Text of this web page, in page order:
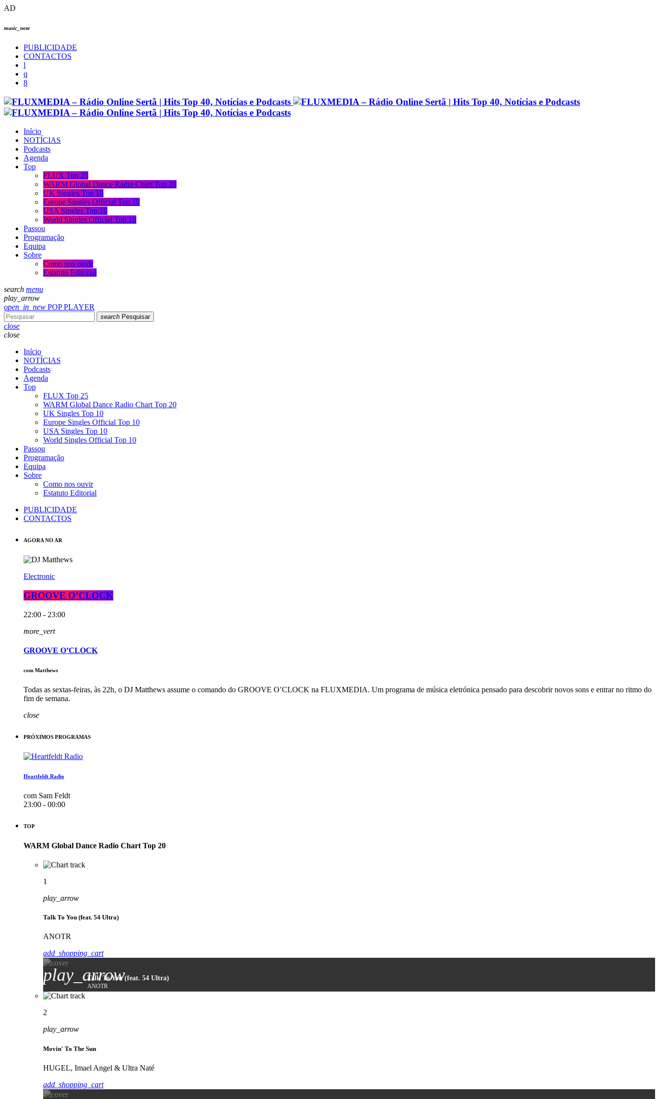
AD
music_note
PUBLICIDADE
CONTACTOS
Início
NOTÍCIAS
Podcasts
Agenda
Top
FLUX Top 25
WARM Global Dance Radio Chart Top 20
UK Singles Top 10
Europe Singles Official Top 10
USA Singles Top 10
World Singles Official Top 10
Passou
Programação
Equipa
Sobre
Como nos ouvir
Estatuto Editorial
search menu
play_arrow
open_in_new POP PLAYER
search Pesquisar
close
close
Início
NOTÍCIAS
Podcasts
Agenda
Top
FLUX Top 25
WARM Global Dance Radio Chart Top 20
UK Singles Top 10
Europe Singles Official Top 10
USA Singles Top 10
World Singles Official Top 10
Passou
Programação
Equipa
Sobre
Como nos ouvir
Estatuto Editorial
PUBLICIDADE
CONTACTOS
AGORA NO AR
Electronic
GROOVE O’CLOCK
22:00 - 23:00
more_vert
GROOVE O’CLOCK
com Matthews
Todas as sextas-feiras, às 22h, o DJ Matthews assume o comando do GROOVE O’CLOCK na FLUXMEDIA. Um programa de música eletrónica pensado para descobrir novos sons e entrar no ritmo do
fim de semana.
close
PRÓXIMOS PROGRAMAS
Heartfeldt Radio
com Sam Feldt
23:00 - 00:00
TOP
WARM Global Dance Radio Chart Top 20
1
play_arrow
Talk To You (feat. 54 Ultra)
ANOTR
add_shopping_cart
play_arrowTalk To You (feat. 54 Ultra)
ANOTR
2
play_arrow
Movin' To The Sun
HUGEL, Imael Angel & Ultra Naté
add_shopping_cart